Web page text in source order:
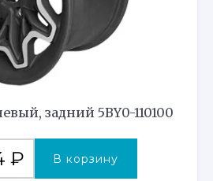
задний 5BY0-110100
₽ В корзину